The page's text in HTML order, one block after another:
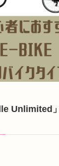
Unlimited